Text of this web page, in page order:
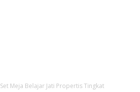
Set Meja Belajar Jati Propertis Tingkat